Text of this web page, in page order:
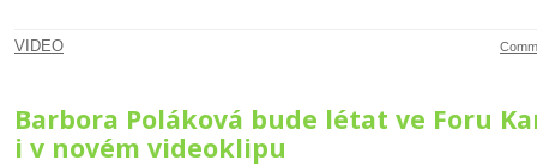
VIDEO
Barbora Poláková bude létat ve Foru
i v novém videoklipu